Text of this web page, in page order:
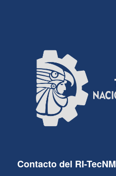
Contacto del RI-TecNM